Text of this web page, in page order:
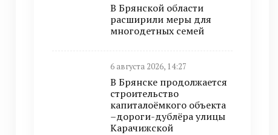
В Брянской области
расширили меры для
многодетных семей
6 августа 2026, 14:27
В Брянске продолжается
строительство
капиталоёмкого объекта
–дороги-дублёра улицы
Карачижской